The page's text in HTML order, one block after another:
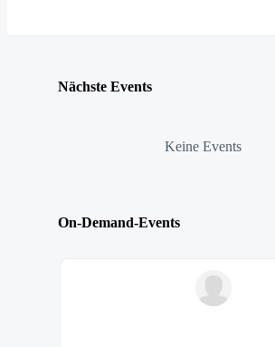
Nächste Events
Keine Events
On-Demand-Events